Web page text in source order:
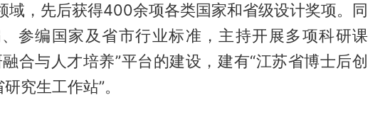
域，先后获得400余项各类国家和省级设计奖项。同
参编国家及省市行业标准，主持开展多项科研课
合与人才培养”平台的建设，建有“江苏省博士后创
究生工作站”。